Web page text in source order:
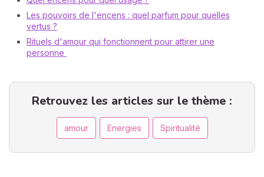
Les pouvoirs de l'encens : quel parfum pour quelles
vertus ?
Rituels d'amour qui fonctionnent pour attirer une
personne
Retrouvez les articles sur le thème :
amour Energies Spiritualité